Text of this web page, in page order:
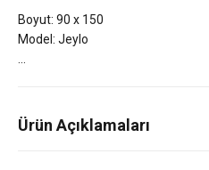
Boyut: 90 x 150
Model: Jeylo
Ürün Açıklamaları